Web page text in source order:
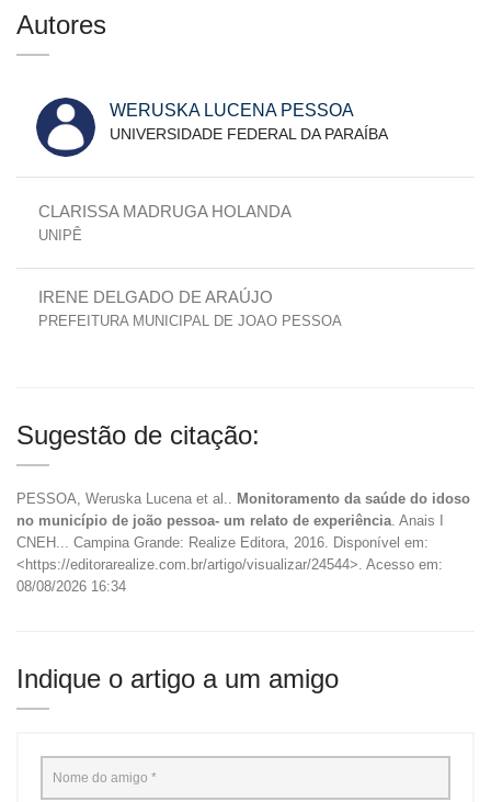
Autores
WERUSKA LUCENA PESSOA
UNIVERSIDADE FEDERAL DA PARAÍBA
CLARISSA MADRUGA HOLANDA
UNIPÊ
IRENE DELGADO DE ARAÚJO
PREFEITURA MUNICIPAL DE JOAO PESSOA
Sugestão de citação:
PESSOA, Weruska Lucena et al..
Monitoramento da saúde do idoso
no município de joão pessoa- um relato de experiência . Anais I
CNEH... Campina Grande: Realize Editora, 2016. Disponível em:
<https://editorarealize.com.br/artigo/visualizar/24544>. Acesso em:
08/08/2026 16:34
Indique o artigo a um amigo